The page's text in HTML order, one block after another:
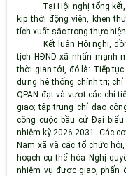
Tại Hội nghị tổng kết,
kịp thời động viên, khen
tích xuất sắc trong thực
Kết luận Hội nghị, đồng
tịch HĐND xã nhấn mạnh
thời gian tới, đó là: Tiếp
dựng hệ thống chính trị;
QPAN đạt và vượt các chỉ
giao; tập trung chỉ đạo
công cuộc bầu cử Đại biểu
nhiệm kỳ 2026-2031. Các
Nam xã và các tổ chức
hoạch cụ thể hóa Nghị
nhiệm vụ được giao, phấn